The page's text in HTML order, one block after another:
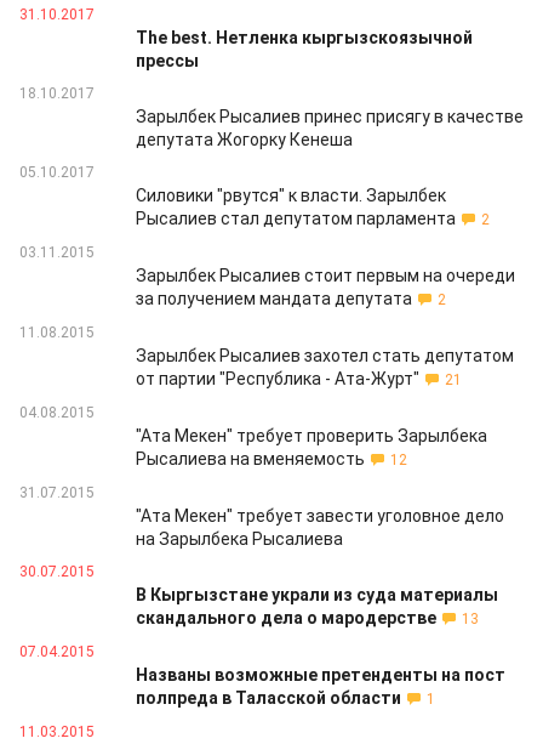
31.10.2017
The best. Нетленка кыргызскоязычной
прессы
18.10.2017
Зарылбек Рысалиев принес присягу в качестве
депутата Жогорку Кенеша
05.10.2017
Силовики "рвутся" к власти. Зарылбек
Рысалиев стал депутатом парламента
2
03.11.2015
Зарылбек Рысалиев стоит первым на очереди
за получением мандата депутата
2
11.08.2015
Зарылбек Рысалиев захотел стать депутатом
от партии "Республика - Ата-Журт"
21
04.08.2015
"Ата Мекен" требует проверить Зарылбека
Рысалиева на вменяемость
12
31.07.2015
"Ата Мекен" требует завести уголовное дело
на Зарылбека Рысалиева
30.07.2015
В Кыргызстане украли из суда материалы
скандального дела о мародерстве
13
07.04.2015
Названы возможные претенденты на пост
полпреда в Таласской области
1
11.03.2015